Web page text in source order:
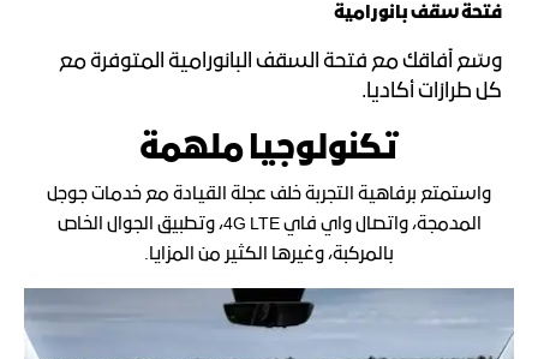
فتحة سقف بانورامية
وسّع آفاقك مع فتحة السقف البانورامية المتوفرة مع
كل طرازات أكاديا.
تكنولوجيا ملهمة
واستمتع برفاهية التجربة خلف عجلة القيادة مع خدمات جوجل
المدمجة، واتصال واي فاي 4G LTE، وتطبيق الجوال الخاص
بالمركبة، وغيرها الكثير من المزايا.